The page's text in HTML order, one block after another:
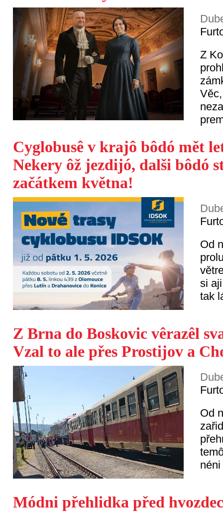
Z
Cyglobusê v krajô bôdó mět
Nekery ôž jezdijó, dalši bôdó
začátkem května!
Od
si
tak
Z Brna do Boskovic vêrazêl
Vzal to ale přes Prostijov a
Od
néni
Módni přehlidka před